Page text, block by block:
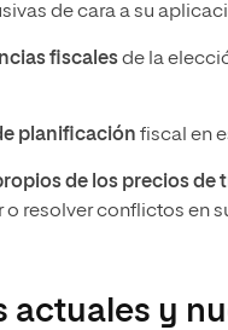
de cara a su
fiscalesde la
planificación fiscal en
de los precios de
o resolver conflictos en
actuales y